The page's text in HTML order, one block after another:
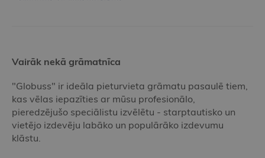
Vairāk nekā grāmatnīca
"Globuss" ir ideāla pieturvieta grāmatu pasaulē tiem,
kas vēlas iepazīties ar mūsu profesionālo,
pieredzējušo speciālistu izvēlētu - starptautisko un
vietējo izdevēju labāko un populārāko izdevumu
klāstu.